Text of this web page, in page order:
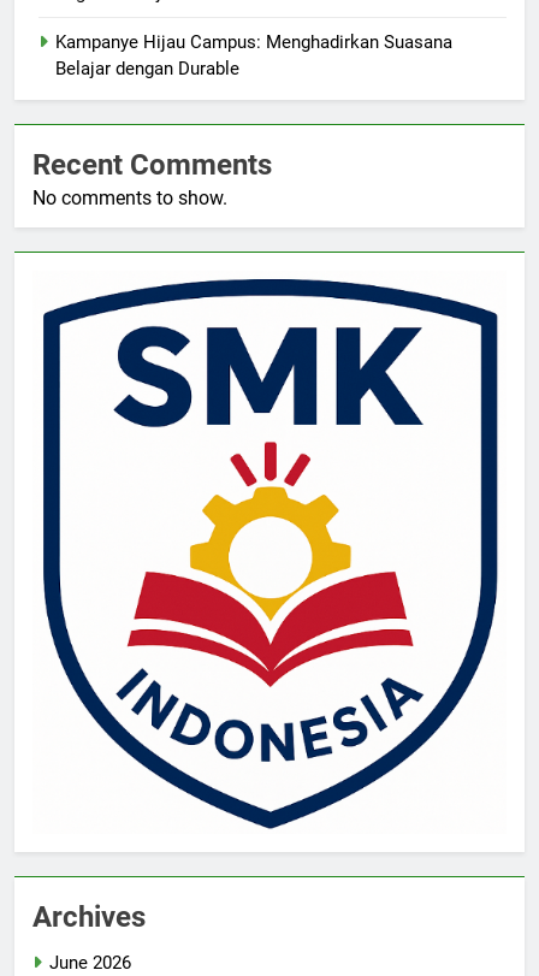
Kampanye Hijau Campus: Menghadirkan Suasana
Belajar dengan Durable
Recent Comments
No comments to show.
Archives
June 2026